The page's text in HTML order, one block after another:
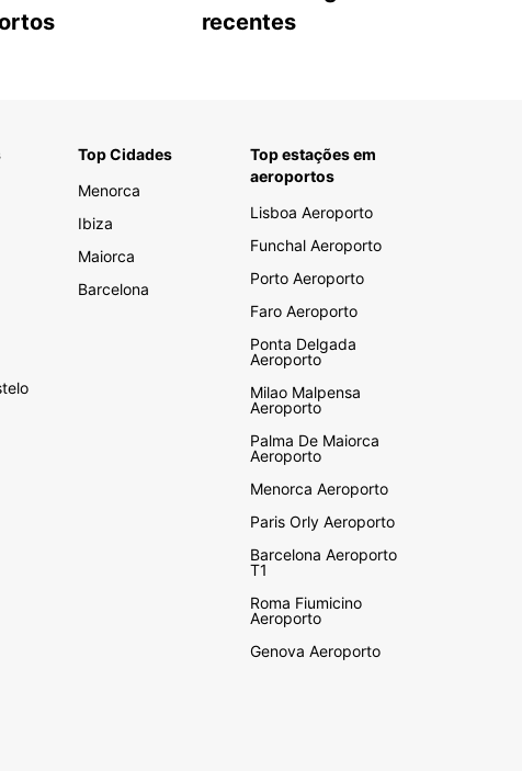
recentes
Top Cidades
Menorca
Ibiza
Maiorca
Barcelona
Top estações em
aeroportos
Lisboa Aeroporto
Funchal Aeroporto
Porto Aeroporto
Faro Aeroporto
Ponta Delgada
Aeroporto
Milao Malpensa
Aeroporto
Palma De Maiorca
Aeroporto
Menorca Aeroporto
Paris Orly Aeroporto
Barcelona Aeroporto
T1
Roma Fiumicino
Aeroporto
Genova Aeroporto